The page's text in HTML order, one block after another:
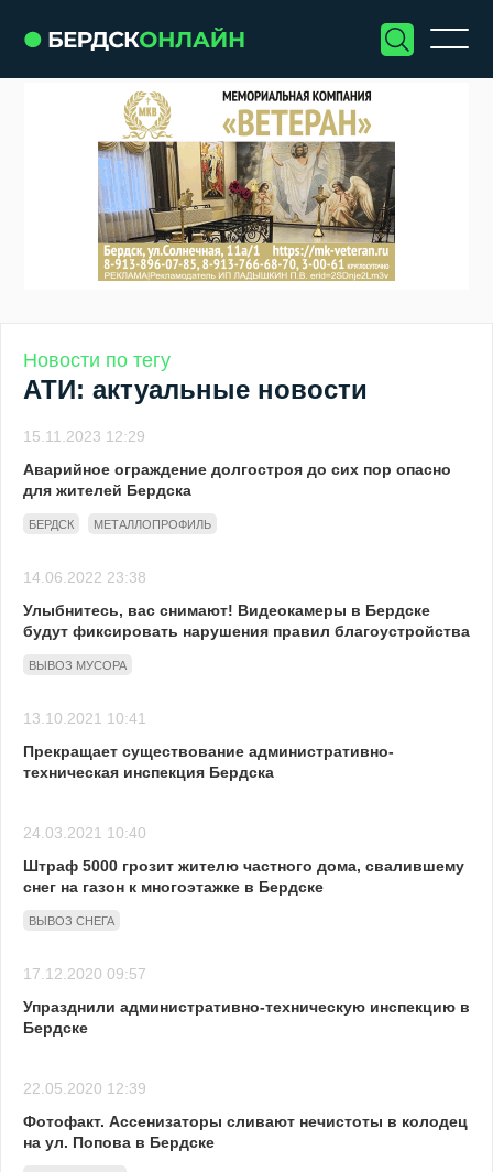
Новости по тегу
АТИ: актуальные новости
15.11.2023 12:29
Аварийное ограждение долгостроя до сих пор опасно
для жителей Бердска
БЕРДСК МЕТАЛЛОПРОФИЛЬ
14.06.2022 23:38
Улыбнитесь, вас снимают! Видеокамеры в Бердске
будут фиксировать нарушения правил благоустройства
ВЫВОЗ МУСОРА
13.10.2021 10:41
Прекращает существование административно-
техническая инспекция Бердска
24.03.2021 10:40
Штраф 5000 грозит жителю частного дома, свалившему
снег на газон к многоэтажке в Бердске
ВЫВОЗ СНЕГА
17.12.2020 09:57
Упразднили административно-техническую инспекцию в
Бердске
22.05.2020 12:39
Фотофакт. Ассенизаторы сливают нечистоты в колодец
на ул. Попова в Бердске